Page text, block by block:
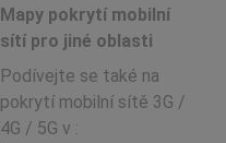
Mapy pokrytí mobilní
sítí pro jiné oblasti
Podívejte se také na
pokrytí mobilní sítě 3G /
4G / 5G v :